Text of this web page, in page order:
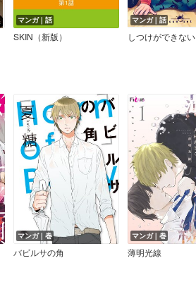
マンガ｜話
SKIN（新版）
マンガ｜話
しつけができない
マンガ｜巻
バビルサの角
マンガ｜巻
薄明光線